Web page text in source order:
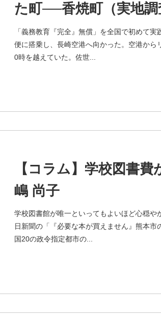
た町──香焼町（実地調
「義務教育『完全』無償」を全国で初めて
便に搭乗し、長崎空港へ向かった。空港か
0時を越えていた。佐世...
【コラム】学校図書
嶋 尚子
学校図書館が唯一といってもよいほど心穏
日新聞の「『必要な本が買えません』熊本
国20の政令指定都市の...